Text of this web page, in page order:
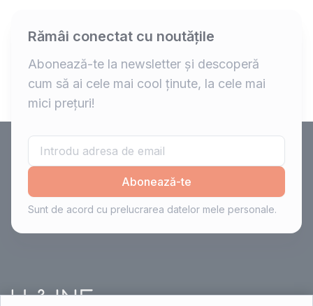
Rămâi conectat cu noutățile
Abonează-te la newsletter și descoperă
cum să ai cele mai cool ținute, la cele mai
mici prețuri!
Abonează-te
Sunt de acord cu prelucrarea datelor mele personale.